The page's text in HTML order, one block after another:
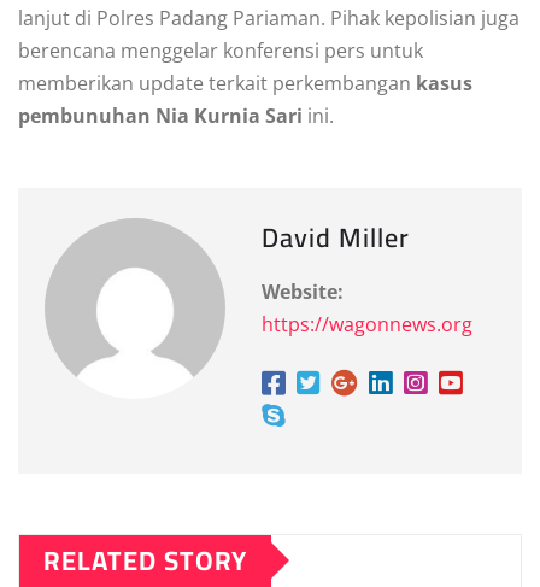
lanjut di Polres Padang Pariaman. Pihak kepolisian juga
berencana menggelar konferensi pers untuk
memberikan update terkait perkembangan kasus
pembunuhan Nia Kurnia Sari ini.
David Miller
Website:
https://wagonnews.org
RELATED STORY